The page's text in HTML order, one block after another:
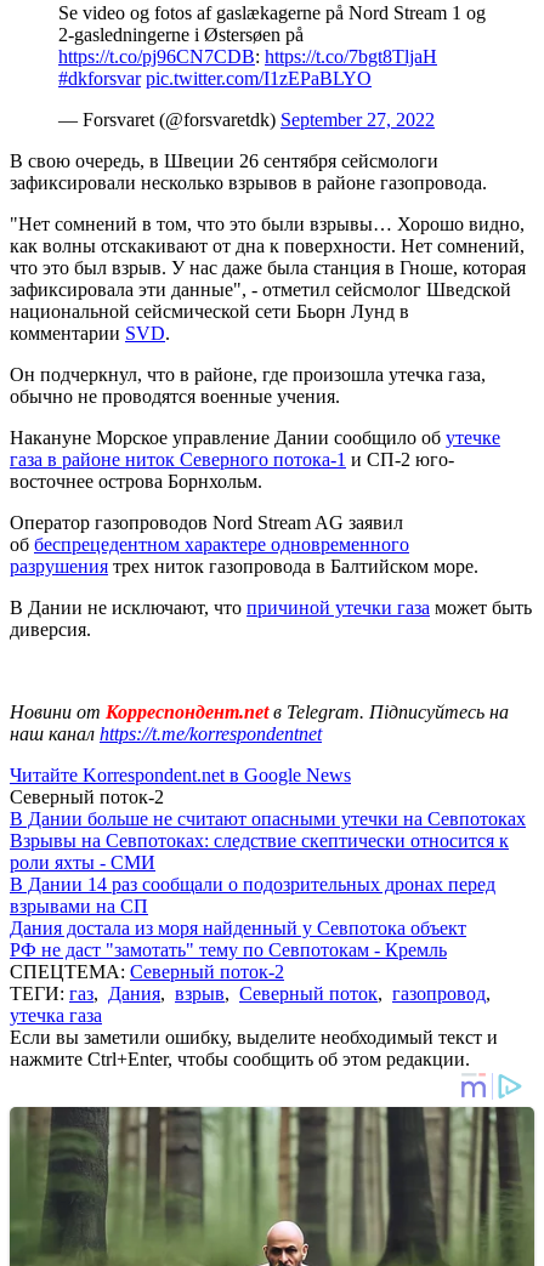
Se video og fotos af gaslækagerne på Nord Stream 1 og
2-gasledningerne i Østersøen på
https://t.co/pj96CN7CDB: https://t.co/7bgt8TljaH
#dkforsvar pic.twitter.com/I1zEPaBLYO
— Forsvaret (@forsvaretdk) September 27, 2022
В свою очередь, в Швеции 26 сентября сейсмологи
зафиксировали несколько взрывов в районе газопровода.
"Нет сомнений в том, что это были взрывы… Хорошо видно,
как волны отскакивают от дна к поверхности. Нет сомнений,
что это был взрыв. У нас даже была станция в Гноше, которая
зафиксировала эти данные", - отметил сейсмолог Шведской
национальной сейсмической сети Бьорн Лунд в
комментарии SVD.
Он подчеркнул, что в районе, где произошла утечка газа,
обычно не проводятся военные учения.
Накануне Морское управление Дании сообщило об утечке
газа в районе ниток Северного потока-1 и СП-2 юго-
восточнее острова Борнхольм.
Оператор газопроводов Nord Stream AG заявил
об беспрецедентном характере одновременного
разрушения трех ниток газопровода в Балтийском море.
В Дании не исключают, что причиной утечки газа может быть
диверсия.
Новини от Корреспондент.netв Telegram. Підписуйтесь на
наш канал https://t.me/korrespondentnet
Читайте Korrespondent.net в Google News
Северный поток-2
В Дании больше не считают опасными утечки на Севпотоках
Взрывы на Севпотоках: следствие скептически относится к
роли яхты - СМИ
В Дании 14 раз сообщали о подозрительных дронах перед
взрывами на СП
Дания достала из моря найденный у Севпотока объект
РФ не даст "замотать" тему по Севпотокам - Кремль
СПЕЦТЕМА: Северный поток-2
ТЕГИ: газ, Дания, взрыв, Северный поток, газопровод,
утечка газа
Если вы заметили ошибку, выделите необходимый текст и
нажмите Ctrl+Enter, чтобы сообщить об этом редакции.